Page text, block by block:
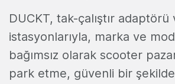
DUCKT, tak-çalıştır adaptörü
istasyonlarıyla, marka ve
bağımsız olarak scooter
park etme, güvenli bir